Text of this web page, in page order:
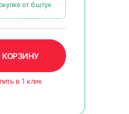
от 6 штук
КОРЗИНУ
в 1 клик